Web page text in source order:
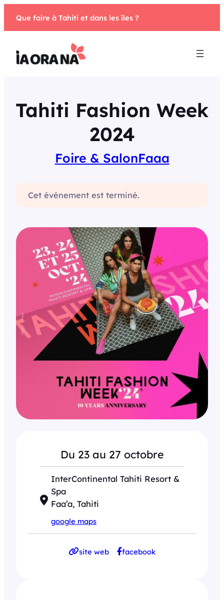
Que faire à Tahiti et dans les îles ?
Tahiti Fashion Week
2024
Foire & SalonFaaa
Cet événement est terminé.
Du 23 au 27 octobre
InterContinental Tahiti Resort &
Spa
Faa’a, Tahiti
google maps
site web facebook